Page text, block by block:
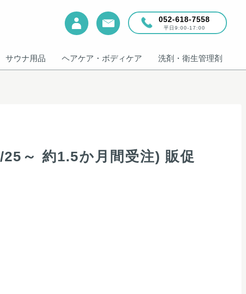
052-618-7558
平日9:00-17:00
サウナ用品 ヘアケア・ボディケア 洗剤・衛生管理剤
～ 約1.5か月間受注) 販促